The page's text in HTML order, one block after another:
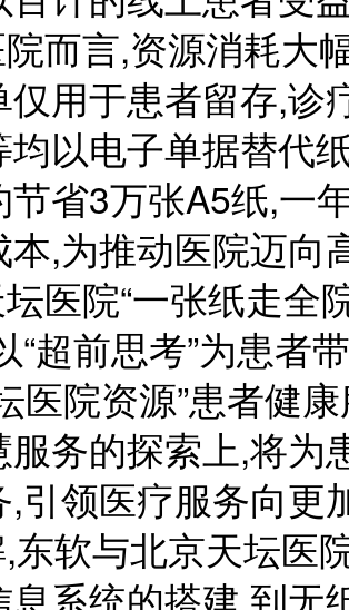
而言,资源消耗大
仅用于患者留存,诊
均以电子单据替代
节省3万张A5纸,一
本,为推动医院迈向
医院“一张纸走全
“超前思考”为患者
医院资源”患者健
服务的探索上,将为
,引领医疗服务向更
东软与北京天坛医
息系统的搭建,到无